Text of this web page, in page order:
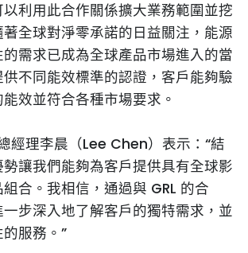
利用此合作關係擴大業務範圍並挖
全球對淨零承諾的日益關注，能源
需求已成為全球產品市場進入的當
不同能效標準的認證，客戶能夠驗
效並符合各種市場要求。
經理李晨（Lee Chen）表示：“結
讓我們能夠為客戶提供具有全球影
合。我相信，通過與 GRL 的合
步深入地了解客戶的獨特需求，並
服務。”